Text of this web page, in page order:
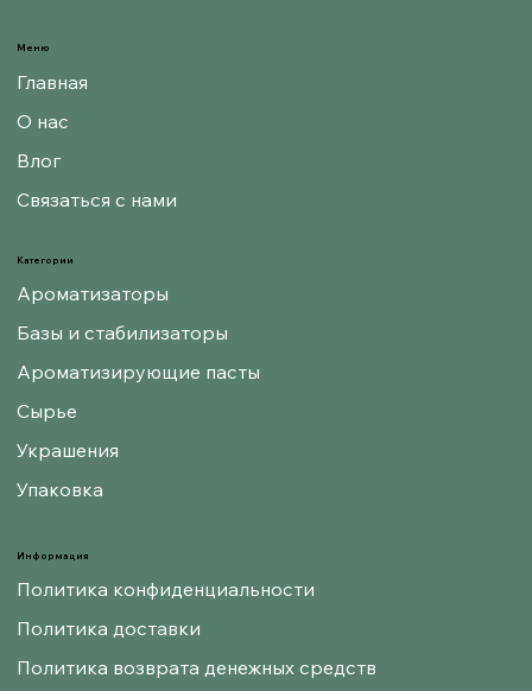
Информация
Политика конфиденциальности
Политика доставки
Политика возврата денежных средств
Категории
Ароматизаторы
Базы и стабилизаторы
Ароматизирующие пасты
Сырье
Украшения
Упаковка
Меню
Главная
О нас
Влог
Связаться с нами